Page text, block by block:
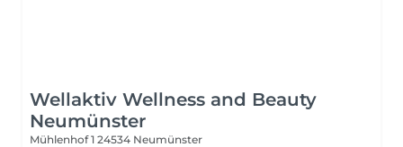
Wellaktiv Wellness and Beauty
Neumünster
Mühlenhof 1 24534 Neumünster